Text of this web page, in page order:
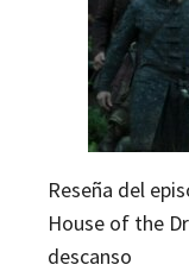
Reseña del
House of the
descanso